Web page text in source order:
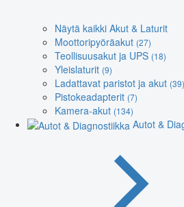
Näytä kaikki Akut & Laturit
Moottoripyöräakut (27)
Teollisuusakut ja UPS (18)
Yleislaturit (9)
Ladattavat paristot ja akut (39)
Pistokeadapterit (7)
Kamera-akut (134)
Autot &